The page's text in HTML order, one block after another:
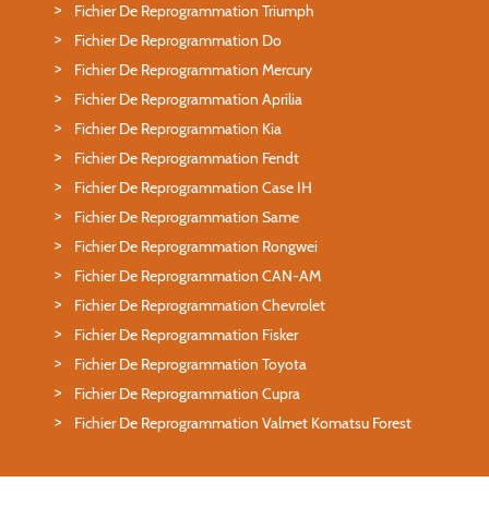
Fichier De Reprogrammation Triumph
Fichier De Reprogrammation Do
Fichier De Reprogrammation Mercury
Fichier De Reprogrammation Aprilia
Fichier De Reprogrammation Kia
Fichier De Reprogrammation Fendt
Fichier De Reprogrammation Case IH
Fichier De Reprogrammation Same
Fichier De Reprogrammation Rongwei
Fichier De Reprogrammation CAN-AM
Fichier De Reprogrammation Chevrolet
Fichier De Reprogrammation Fisker
Fichier De Reprogrammation Toyota
Fichier De Reprogrammation Cupra
Fichier De Reprogrammation Valmet Komatsu Forest